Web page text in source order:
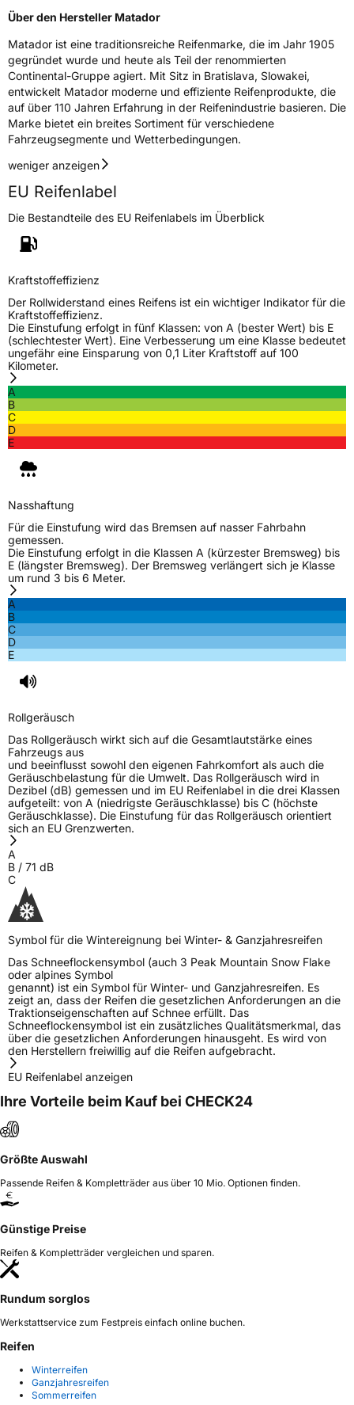
Rollgeräusch (dB)71
FahrzeugklasseC1
3PMSF / Schneeflockensymbol / Alpine-SymbolJa
EisgripNein
EPREL ID492480
Allgemeine Produktsicherheit (GPSR)
Über den Hersteller Matador
Matador ist eine traditionsreiche Reifenmarke, die im Jahr 1905
gegründet wurde und heute als Teil der renommierten
Continental-Gruppe agiert. Mit Sitz in Bratislava, Slowakei,
entwickelt Matador moderne und effiziente Reifenprodukte, die
auf über 110 Jahren Erfahrung in der Reifenindustrie basieren. Die
Marke bietet ein breites Sortiment für verschiedene
Fahrzeugsegmente und Wetterbedingungen.
weniger anzeigen
EU Reifenlabel
Die Bestandteile des EU Reifenlabels im Überblick
Kraftstoffeffizienz
Der Rollwiderstand eines Reifens ist ein wichtiger Indikator für die
Kraftstoffeffizienz.
Die Einstufung erfolgt in fünf Klassen: von A (bester Wert) bis E
(schlechtester Wert). Eine Verbesserung um eine Klasse bedeutet
ungefähr eine Einsparung von 0,1 Liter Kraftstoff auf 100
Kilometer.
A
B
C
D
E
Nasshaftung
Für die Einstufung wird das Bremsen auf nasser Fahrbahn
gemessen.
Die Einstufung erfolgt in die Klassen A (kürzester Bremsweg) bis
E (längster Bremsweg). Der Bremsweg verlängert sich je Klasse
um rund 3 bis 6 Meter.
A
B
C
D
E
Rollgeräusch
Das Rollgeräusch wirkt sich auf die Gesamtlautstärke eines
Fahrzeugs aus
und beeinflusst sowohl den eigenen Fahrkomfort als auch die
Geräuschbelastung für die Umwelt. Das Rollgeräusch wird in
Dezibel (dB) gemessen und im EU Reifenlabel in die drei Klassen
aufgeteilt: von A (niedrigste Geräuschklasse) bis C (höchste
Geräuschklasse). Die Einstufung für das Rollgeräusch orientiert
sich an EU Grenzwerten.
A
B / 71 dB
C
Symbol für die Wintereignung bei Winter- & Ganzjahresreifen
Das Schneeflockensymbol (auch 3 Peak Mountain Snow Flake
oder alpines Symbol
genannt) ist ein Symbol für Winter- und Ganzjahresreifen. Es
zeigt an, dass der Reifen die gesetzlichen Anforderungen an die
Traktionseigenschaften auf Schnee erfüllt. Das
Schneeflockensymbol ist ein zusätzliches Qualitätsmerkmal, das
über die gesetzlichen Anforderungen hinausgeht. Es wird von
den Herstellern freiwillig auf die Reifen aufgebracht.
EU Reifenlabel anzeigen
Ihre Vorteile beim Kauf bei CHECK24
Größte Auswahl
Passende Reifen & Kompletträder aus über 10 Mio. Optionen finden.
Günstige Preise
Reifen & Kompletträder vergleichen und sparen.
Rundum sorglos
Werkstattservice zum Festpreis einfach online buchen.
Reifen
Winterreifen
Ganzjahresreifen
Sommerreifen